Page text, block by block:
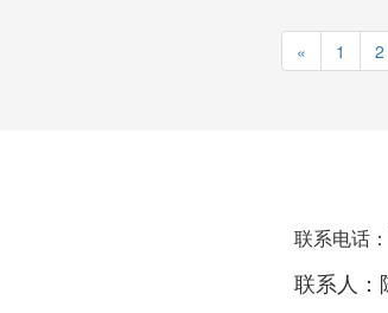
« 1 2
联系电话：
联系人：